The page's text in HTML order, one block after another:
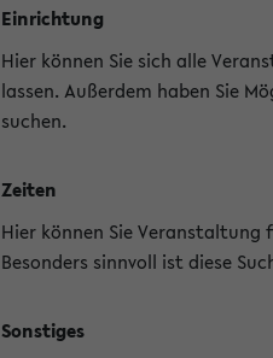
Einrichtung
Hier können Sie sich alle
lassen. Außerdem haben Sie
suchen.
Zeiten
Hier können Sie
Besonders sinnvoll ist diese
Sonstiges